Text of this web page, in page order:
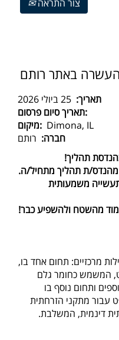
צור התראה
באתר רותם
תאריך: 25 ביולי 2026
תאריך סיום פרסום:
מיקום: Dimona, IL
חברה: רותם
תהליך
.מפעל העשרה באתר רותם מחפש מהנדס/ת תהליך מתחיל/ה
משמעותית
!רוצה לגעת בתהליכים אמיתיים, ללמוד מהשטח ולהשפיע כבר
,מפעל העשרה כולל שני תחומי פעילות מרכזיים: תחום אחד בו
המשמש כחומר גלם
ותחום נוסף בו
מתקני הזרחתית
.העבודה מתקיימת בסביבה תעשייתית דינמית, המשלבת